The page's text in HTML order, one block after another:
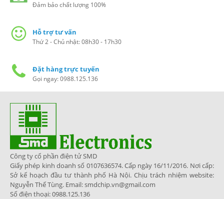
Đảm bảo chất lượng 100%
Hỗ trợ tư vấn
Thứ 2 - Chủ nhật: 08h30 - 17h30
Đặt hàng trực tuyến
Gọi ngay: 0988.125.136
Công ty cổ phần điện tử SMD
Giấy phép kinh doanh số 0107636574. Cấp ngày 16/11/2016. Nơi cấp:
Sở kế hoạch đầu tư thành phố Hà Nội. Chịu trách nhiệm website:
Nguyễn Thế Tùng. Email: smdchip.vn@gmail.com
Số điện thoại: 0988.125.136